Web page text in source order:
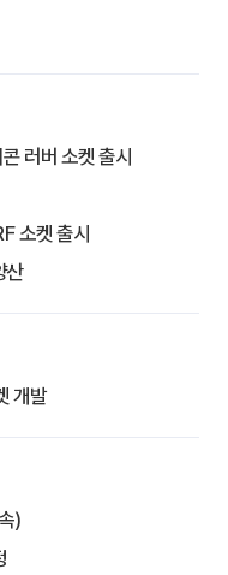
러버 소켓 출시
소켓 출시
산
개발
)